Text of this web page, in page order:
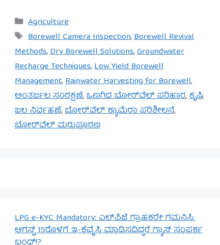
Categories
Agriculture
Tags
Borewell Camera Inspection,Borewell Revival
Methods,Dry Borewell Solutions,Groundwater
Recharge Techniques,Low Yield Borewell
Management,Rainwater Harvesting for Borewell,
ಅಂತರ್ಜಲ ಸಂರಕ್ಷಣೆ,ಒಣಗಿದ ಬೋರ್‌ವೆಲ್ ಪರಿಹಾರ,ಕೃಷಿ
ಜಲ ನಿರ್ವಹಣೆ,ಬೋರ್‌ವೆಲ್ ಕ್ಯಾಮೆರಾ ಪರಿಶೀಲನೆ,
ಬೋರ್‌ವೆಲ್ ಮರುಪೂರಣ
LPG e-KYC Mandatory: ಎಲ್‌ಪಿಜಿ ಗ್ರಾಹಕರೇ ಗಮನಿಸಿ:
ಆಗಸ್ಟ್ 15ರೊಳಗೆ ಇ-ಕೆವೈಸಿ ಮಾಡಿಸದಿದ್ದರೆ ಗ್ಯಾಸ್ ಸಂಪರ್ಕ